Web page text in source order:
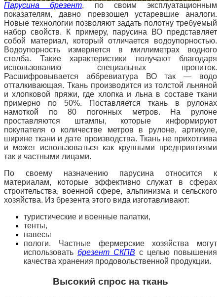
Парусина брезент, по своим эксплуатационным
показателям, давно превзошел устаревшие аналоги.
Новые технологии позволяют задать полотну требуемый
набор свойств. К примеру, парусина ВО представляет
собой материал, который отличается водоупорностью.
Водоупорность измеряется в миллиметрах водного
столба. Такие характеристики получают благодаря
использованию специальных пропиток.
Расшифровывается аббревиатура ВО так — водо
отталкивающая. Ткань производится из толстой льняной
и хлопковой пряжи, где хлопка и льна в составе ткани
примерно по 50%. Поставляется ткань в рулонах
намоткой по 80 погонных метров. На рулоне
проставляются штампы, которые информируют
покупателя о количестве метров в рулоне, артикуле,
ширине ткани и дате производства. Ткань не прихотлива
и может использоваться как крупными предприятиями
так и частными лицами.
По своему назначению парусина относится к
материалам, которые эффективно служат в сферах
строительства, военной сфере, альпинизма и сельского
хозяйства. Из брезента этого вида изготавливают:
туристические и военные палатки,
тенты,
навесы
пологи. Частные фермерские хозяйства могут
использовать брезент СКПВ с целью повышения
качества хранения продовольственной продукции.
Высокий спрос на ткань